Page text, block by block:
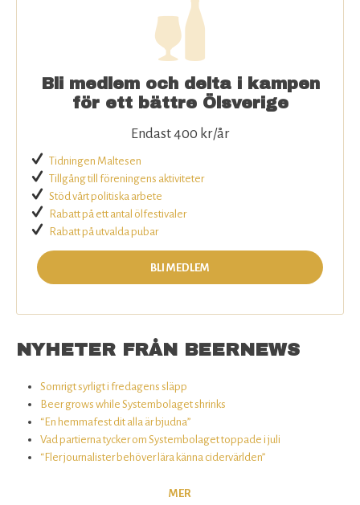
Bli medlem och delta i kampen
för ett bättre Ölsverige
Endast 400 kr/år
Tidningen Maltesen
Tillgång till föreningens aktiviteter
Stöd vårt politiska arbete
Rabatt på ett antal ölfestivaler
Rabatt på utvalda pubar
BLI MEDLEM
NYHETER FRÅN BEERNEWS
Somrigt syrligt i fredagens släpp
Beer grows while Systembolaget shrinks
“En hemmafest dit alla är bjudna”
Vad partierna tycker om Systembolaget toppade i juli
“Fler journalister behöver lära känna cidervärlden”
MER